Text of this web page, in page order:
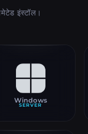
इंस्टॉल।
Windows
SERVER